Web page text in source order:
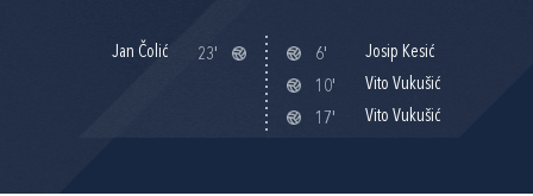
Jan Čolić 23' 6'
Josip Kesić
10'
Vito Vukušić
17'
Vito Vukušić